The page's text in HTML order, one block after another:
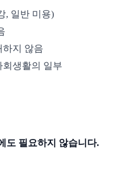
, 일반 미용)
하지 않음
회생활의 일부
도 필요하지 않습니다.